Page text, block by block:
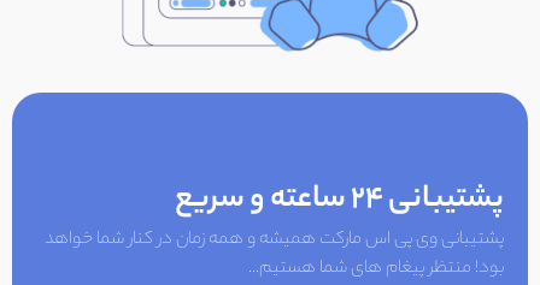
پشتیبانی 24 ساعته و سریع
پشتیبانی وی پی اس مارکت همیشه و همه زمان در کنار شما خواهد
بود! منتظر پیغام های شما هستیم...